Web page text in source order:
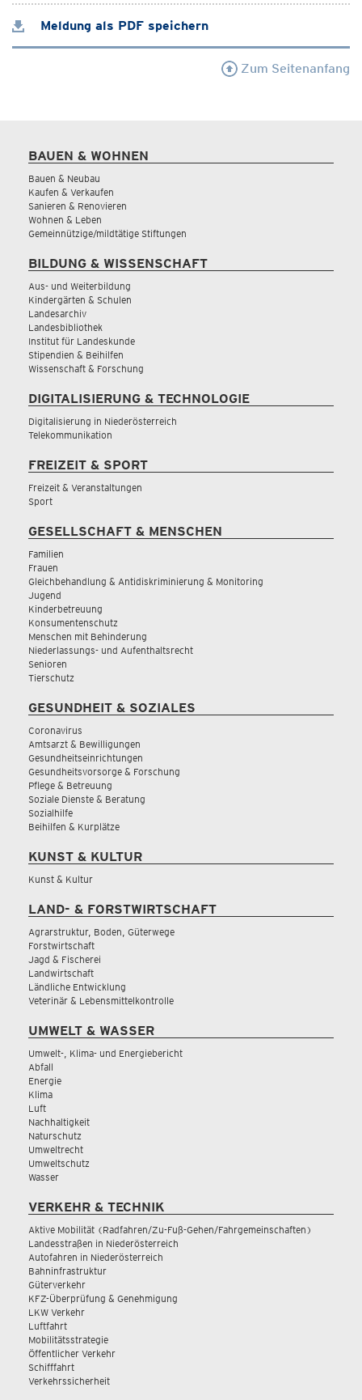
Meldung als PDF speichern
Zum Seitenanfang
BAUEN & WOHNEN
Bauen & Neubau
Kaufen & Verkaufen
Sanieren & Renovieren
Wohnen & Leben
Gemeinnützige/mildtätige Stiftungen
BILDUNG & WISSENSCHAFT
Aus- und Weiterbildung
Kindergärten & Schulen
Landesarchiv
Landesbibliothek
Institut für Landeskunde
Stipendien & Beihilfen
Wissenschaft & Forschung
DIGITALISIERUNG & TECHNOLOGIE
Digitalisierung in Niederösterreich
Telekommunikation
FREIZEIT & SPORT
Freizeit & Veranstaltungen
Sport
GESELLSCHAFT & MENSCHEN
Familien
Frauen
Gleichbehandlung & Antidiskriminierung & Monitoring
Jugend
Kinderbetreuung
Konsumentenschutz
Menschen mit Behinderung
Niederlassungs- und Aufenthaltsrecht
Senioren
Tierschutz
GESUNDHEIT & SOZIALES
Coronavirus
Amtsarzt & Bewilligungen
Gesundheitseinrichtungen
Gesundheitsvorsorge & Forschung
Pflege & Betreuung
Soziale Dienste & Beratung
Sozialhilfe
Beihilfen & Kurplätze
KUNST & KULTUR
Kunst & Kultur
LAND- & FORSTWIRTSCHAFT
Agrarstruktur, Boden, Güterwege
Forstwirtschaft
Jagd & Fischerei
Landwirtschaft
Ländliche Entwicklung
Veterinär & Lebensmittelkontrolle
UMWELT & WASSER
Umwelt-, Klima- und Energiebericht
Abfall
Energie
Klima
Luft
Nachhaltigkeit
Naturschutz
Umweltrecht
Umweltschutz
Wasser
VERKEHR & TECHNIK
Aktive Mobilität (Radfahren/Zu-Fuß-Gehen/Fahrgemeinschaften)
Landesstraßen in Niederösterreich
Autofahren in Niederösterreich
Bahninfrastruktur
Güterverkehr
KFZ-Überprüfung & Genehmigung
LKW Verkehr
Luftfahrt
Mobilitätsstrategie
Öffentlicher Verkehr
Schifffahrt
Verkehrssicherheit